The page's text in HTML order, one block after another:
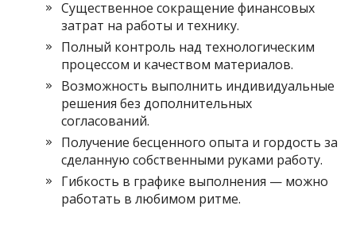
Существенное сокращение финансовых
затрат на работы и технику.
Полный контроль над технологическим
процессом и качеством материалов.
Возможность выполнить индивидуальные
решения без дополнительных
согласований.
Получение бесценного опыта и гордость за
сделанную собственными руками работу.
Гибкость в графике выполнения — можно
работать в любимом ритме.